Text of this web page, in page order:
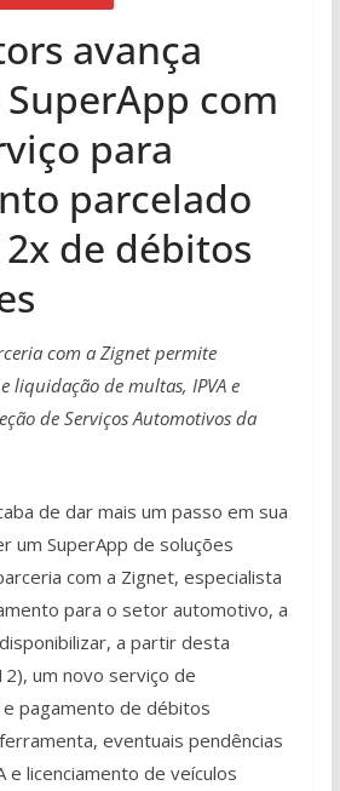
avança
com
para
parcelado
de débitos
com a Zignet permite
liquidação de multas, IPVA e
de Serviços Automotivos da
de dar mais um passo em sua
um SuperApp de soluções
com a Zignet, especialista
para o setor automotivo, a
a partir desta
um novo serviço de
pagamento de débitos
eventuais pendências
e licenciamento de veículos